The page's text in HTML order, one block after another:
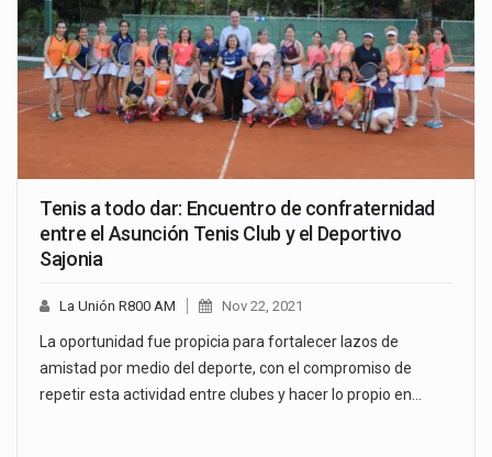
Tenis a todo dar: Encuentro de confraternidad
entre el Asunción Tenis Club y el Deportivo
Sajonia
La Unión R800 AM Nov 22, 2021
La oportunidad fue propicia para fortalecer lazos de
amistad por medio del deporte, con el compromiso de
repetir esta actividad entre clubes y hacer lo propio en…